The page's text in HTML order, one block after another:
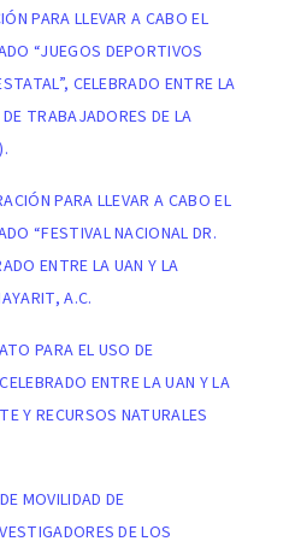
PARA LLEVAR A CABO EL
“JUEGOS DEPORTIVOS
CELEBRADO ENTRE LA
TRABAJADORES DE LA
PARA LLEVAR A CABO EL
“FESTIVAL NACIONAL DR.
ENTRE LA UAN Y LA
A.C.
PARA EL USO DE
ENTRE LA UAN Y LA
Y RECURSOS NATURALES
MOVILIDAD DE
DE LOS